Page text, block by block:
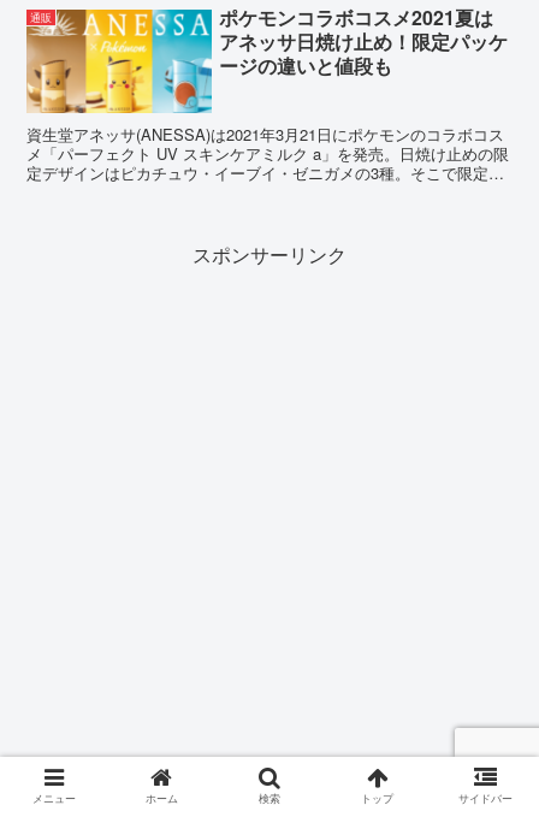
通販
ポケモンコラボコスメ2021夏は
アネッサ日焼け止め！限定パッケ
ージの違いと値段も
資生堂アネッサ(ANESSA)は2021年3月21日にポケモンのコラボコス
メ「パーフェクト UV スキンケアミルク a」を発売。日焼け止めの限
定デザインはピカチュウ・イーブイ・ゼニガメの3種。そこで限定パ
スポンサーリンク
メニュー ホーム 検索 トップ サイドバー